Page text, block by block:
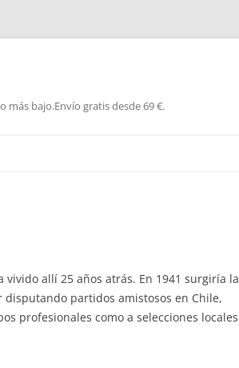
más bajo.Envío gratis desde 69 €.
allí 25 años atrás. En 1941 surgiría la
partidos amistosos en Chile,
profesionales como a selecciones locales